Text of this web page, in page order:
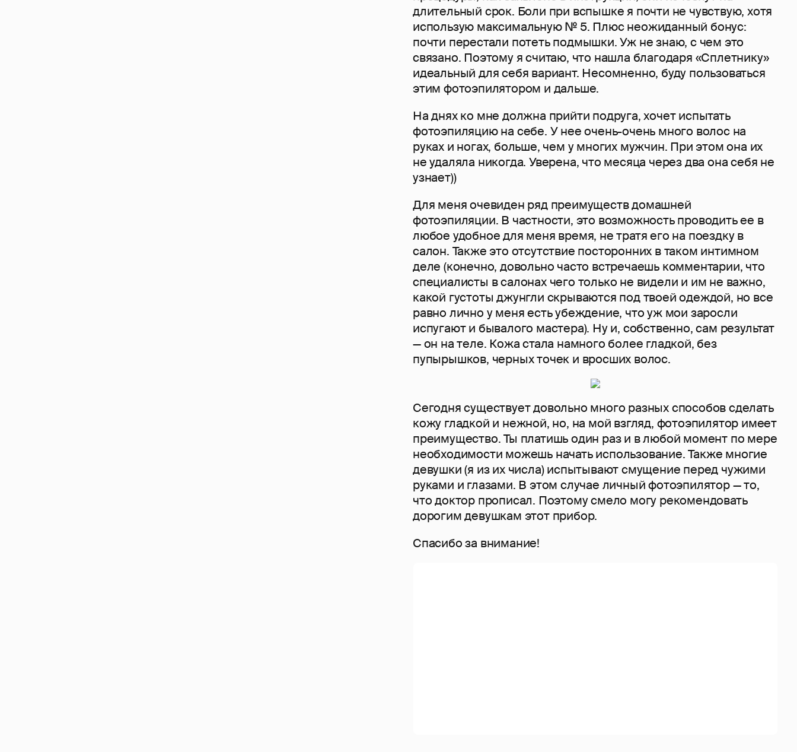
длительный срок. Боли при вспышке я почти не чувствую, хотя
использую максимальную № 5. Плюс неожиданный бонус:
почти перестали потеть подмышки. Уж не знаю, с чем это
связано. Поэтому я считаю, что нашла благодаря «Сплетнику»
идеальный для себя вариант. Несомненно, буду пользоваться
этим фотоэпилятором и дальше.
На днях ко мне должна прийти подруга, хочет испытать
фотоэпиляцию на себе. У нее очень-очень много волос на
руках и ногах, больше, чем у многих мужчин. При этом она их
не удаляла никогда. Уверена, что месяца через два она себя не
узнает))
Для меня очевиден ряд преимуществ домашней
фотоэпиляции. В частности, это возможность проводить ее в
любое удобное для меня время, не тратя его на поездку в
салон. Также это отсутствие посторонних в таком интимном
деле (конечно, довольно часто встречаешь комментарии, что
специалисты в салонах чего только не видели и им не важно,
какой густоты джунгли скрываются под твоей одеждой, но все
равно лично у меня есть убеждение, что уж мои заросли
испугают и бывалого мастера). Ну и, собственно, сам результат
— он на теле. Кожа стала намного более гладкой, без
пупырышков, черных точек и вросших волос.
Сегодня существует довольно много разных способов сделать
кожу гладкой и нежной, но, на мой взгляд, фотоэпилятор имеет
преимущество. Ты платишь один раз и в любой момент по мере
необходимости можешь начать использование. Также многие
девушки (я из их числа) испытывают смущение перед чужими
руками и глазами. В этом случае личный фотоэпилятор — то,
что доктор прописал. Поэтому смело могу рекомендовать
дорогим девушкам этот прибор.
Спасибо за внимание!